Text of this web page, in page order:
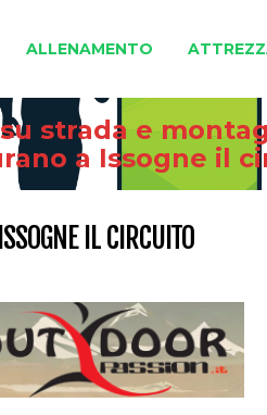
ALLENAMENTO
strada e
a Issogne il
IL CIRCUITO